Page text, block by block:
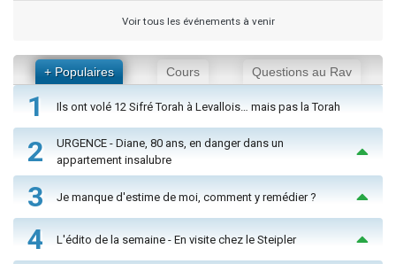
Voir tous les événements à venir
+ Populaires Cours Questions au Rav
1 Ils ont volé 12 Sifré Torah à Levallois… mais pas la Torah
2
URGENCE - Diane, 80 ans, en danger dans un
appartement insalubre
3 Je manque d'estime de moi, comment y remédier ?
4 L'édito de la semaine - En visite chez le Steipler